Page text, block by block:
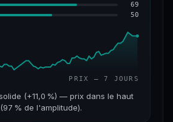
64/100
69
50
PRIX — 7 JOURS
(+11,0 %) — prix dans le haut
% de l'amplitude).